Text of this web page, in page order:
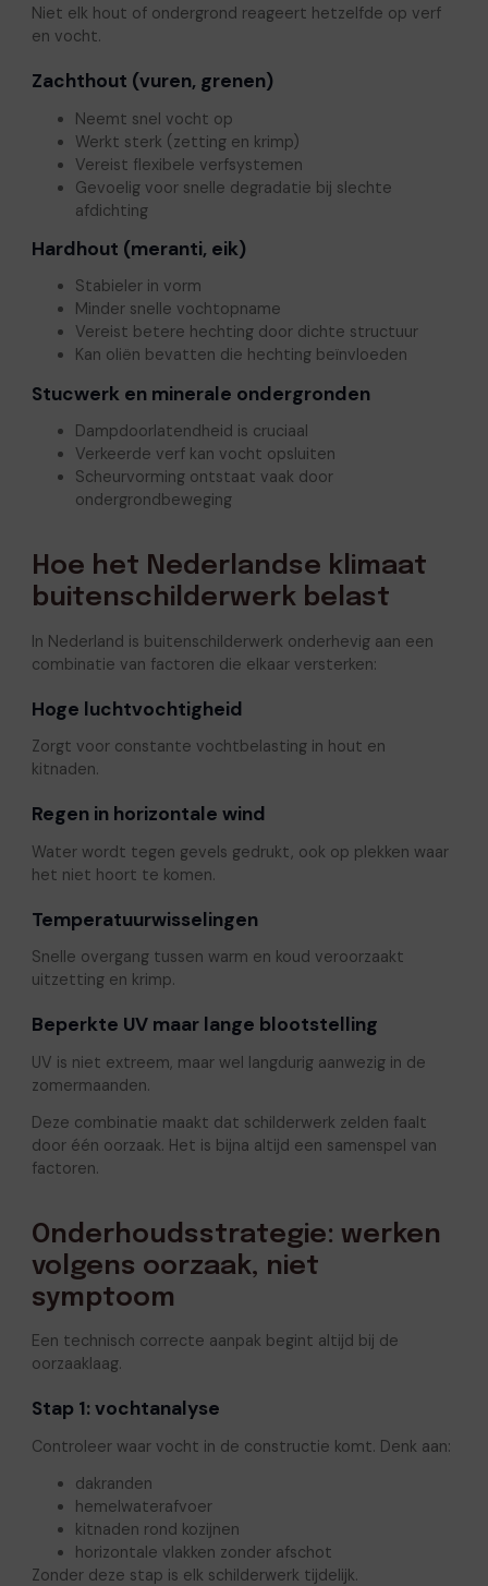
Niet elk hout of ondergrond reageert hetzelfde op verf
en vocht.
Zachthout (vuren, grenen)
Neemt snel vocht op
Werkt sterk (zetting en krimp)
Vereist flexibele verfsystemen
Gevoelig voor snelle degradatie bij slechte
afdichting
Hardhout (meranti, eik)
Stabieler in vorm
Minder snelle vochtopname
Vereist betere hechting door dichte structuur
Kan oliën bevatten die hechting beïnvloeden
Stucwerk en minerale ondergronden
Dampdoorlatendheid is cruciaal
Verkeerde verf kan vocht opsluiten
Scheurvorming ontstaat vaak door
ondergrondbeweging
Hoe het Nederlandse klimaat
buitenschilderwerk belast
In Nederland is buitenschilderwerk onderhevig aan een
combinatie van factoren die elkaar versterken:
Hoge luchtvochtigheid
Zorgt voor constante vochtbelasting in hout en
kitnaden.
Regen in horizontale wind
Water wordt tegen gevels gedrukt, ook op plekken waar
het niet hoort te komen.
Temperatuurwisselingen
Snelle overgang tussen warm en koud veroorzaakt
uitzetting en krimp.
Beperkte UV maar lange blootstelling
UV is niet extreem, maar wel langdurig aanwezig in de
zomermaanden.
Deze combinatie maakt dat schilderwerk zelden faalt
door één oorzaak. Het is bijna altijd een samenspel van
factoren.
Onderhoudsstrategie: werken
volgens oorzaak, niet
symptoom
Een technisch correcte aanpak begint altijd bij de
oorzaaklaag.
Stap 1: vochtanalyse
Controleer waar vocht in de constructie komt. Denk aan:
dakranden
hemelwaterafvoer
kitnaden rond kozijnen
horizontale vlakken zonder afschot
Zonder deze stap is elk schilderwerk tijdelijk.